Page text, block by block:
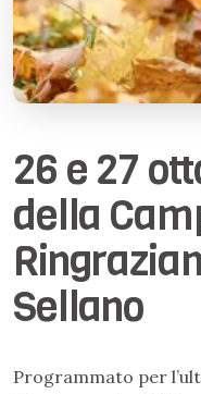
26 e 27
della
Sellano
Programmato per